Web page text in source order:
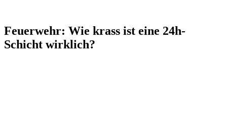
Feuerwehr: Wie krass ist eine 24h-
Schicht wirklich?